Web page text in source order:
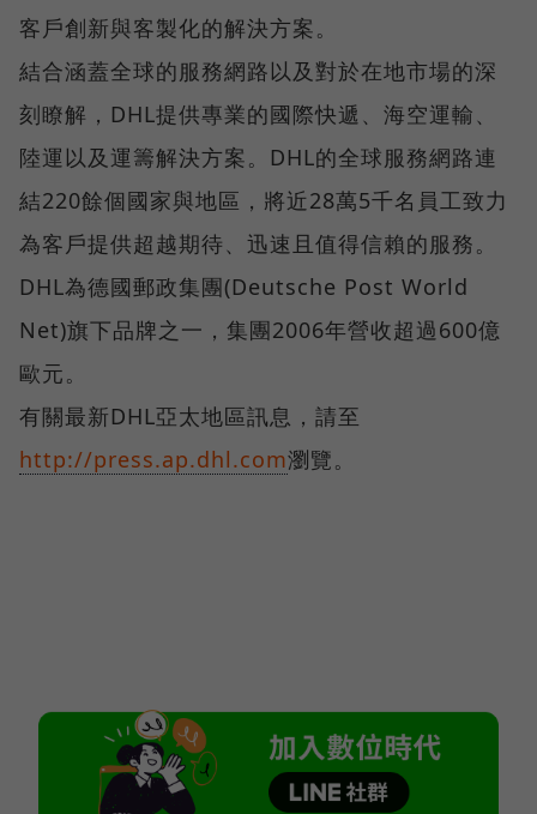
客戶創新與客製化的解決方案。
結合涵蓋全球的服務網路以及對於在地市場的深
刻瞭解，DHL提供專業的國際快遞、海空運輸、
陸運以及運籌解決方案。DHL的全球服務網路連
結220餘個國家與地區，將近28萬5千名員工致力
為客戶提供超越期待、迅速且值得信賴的服務。
DHL為德國郵政集團(Deutsche Post World
Net)旗下品牌之一，集團2006年營收超過600億
歐元。
有關最新DHL亞太地區訊息，請至
http://press.ap.dhl.com瀏覽。